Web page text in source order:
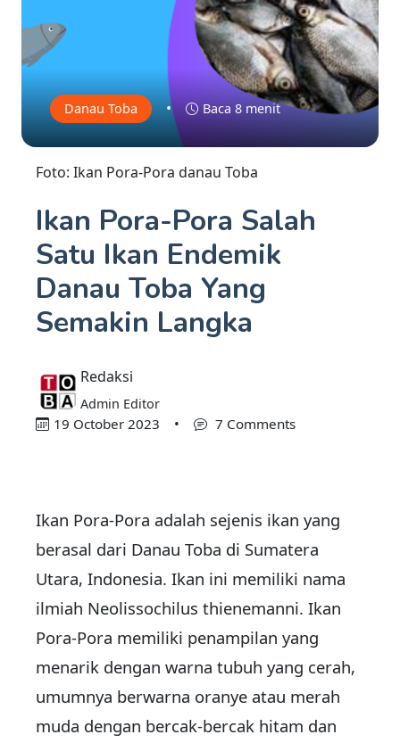
Danau Toba • Baca 8 menit
Foto: Ikan Pora-Pora danau Toba
Ikan Pora-Pora Salah
Satu Ikan Endemik
Danau Toba Yang
Semakin Langka
Redaksi
Admin Editor
19 October 2023 • 7 Comments
Ikan Pora-Pora adalah sejenis ikan yang
berasal dari Danau Toba di Sumatera
Utara, Indonesia. Ikan ini memiliki nama
ilmiah Neolissochilus thienemanni. Ikan
Pora-Pora memiliki penampilan yang
menarik dengan warna tubuh yang cerah,
umumnya berwarna oranye atau merah
muda dengan bercak-bercak hitam dan